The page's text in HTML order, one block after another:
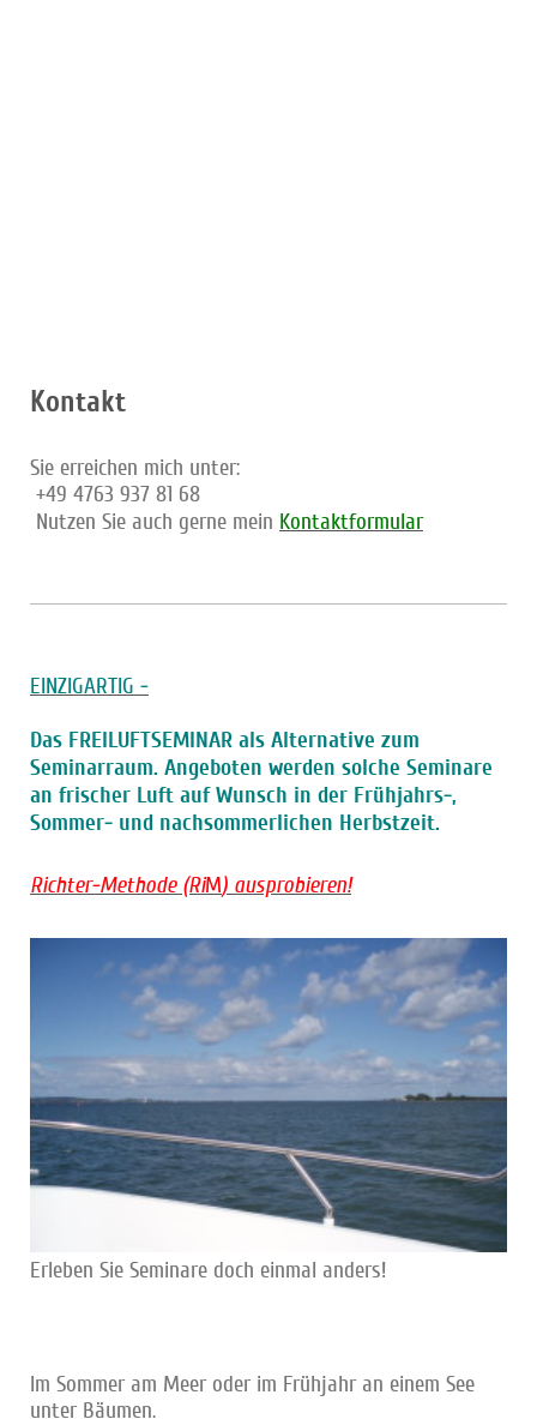
Kontakt
Sie erreichen mich unter:
+49 4763 937 81 68
Nutzen Sie auch gerne mein Kontaktformular
EINZIGARTIG -
Das FREILUFTSEMINAR als Alternative zum
Seminarraum. Angeboten werden solche Seminare
an frischer Luft auf Wunsch in der Frühjahrs-,
Sommer- und nachsommerlichen Herbstzeit.
Richter-Methode (RiM) ausprobieren!
Erleben Sie Seminare doch einmal anders!
Im Sommer am Meer oder im Frühjahr an einem See
unter Bäumen.